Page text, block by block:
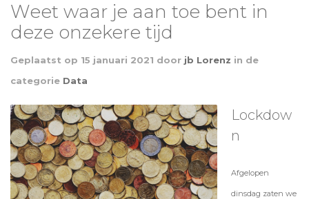
Weet waar je aan toe bent in
deze onzekere tijd
Geplaatst op 15 januari 2021 door jb Lorenz in de
categorie Data
Lockdow
n
Afgelopen
dinsdag zaten we